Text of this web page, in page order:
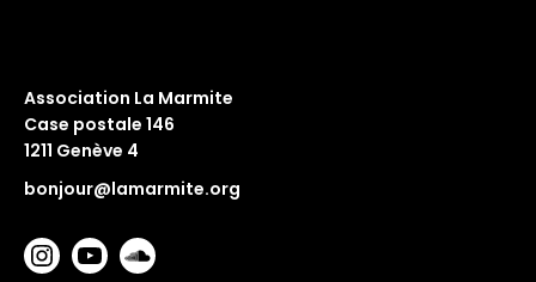
Association La Marmite
Case postale 146
1211 Genève 4
bonjour@lamarmite.org